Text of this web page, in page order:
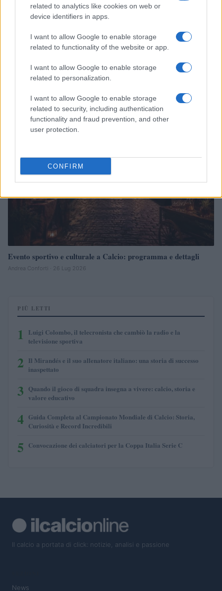
related to analytics like cookies on web or
device identifiers in apps.
I want to allow Google to enable storage
related to functionality of the website or app.
I want to allow Google to enable storage
related to personalization.
I want to allow Google to enable storage
related to security, including authentication
functionality and fraud prevention, and other
user protection.
CONFIRM
Quando il gioco di squadra insegna a vivere: calcio, storia e
Francesca Lombardi · 27 Lug 2026
NEWS
Evento sportivo e culturale a Calcio: programma e dettagli
Andrea Conforti · 26 Lug 2026
PIÙ LETTI
1
Luigi Colombo, il telecronista che cambiò la radio e la
televisione sportiva
2 Il Mirandés e il suo allenatore italiano: una storia di successo
inaspettato
3 Quando il gioco di squadra insegna a vivere: calcio, storia e
valore educativo
4 Guida Completa al Campionato Mondiale di Calcio: Storia,
Curiosità e Record Incredibili
5 Convocazione dei calciatori per la Coppa Italia Serie C
Il calcio a portata di click: notizie, analisi e passione
News